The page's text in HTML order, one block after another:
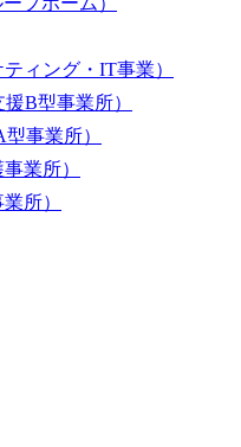
ティング・IT事業）
援B型事業所）
事業所）
業所）
所）